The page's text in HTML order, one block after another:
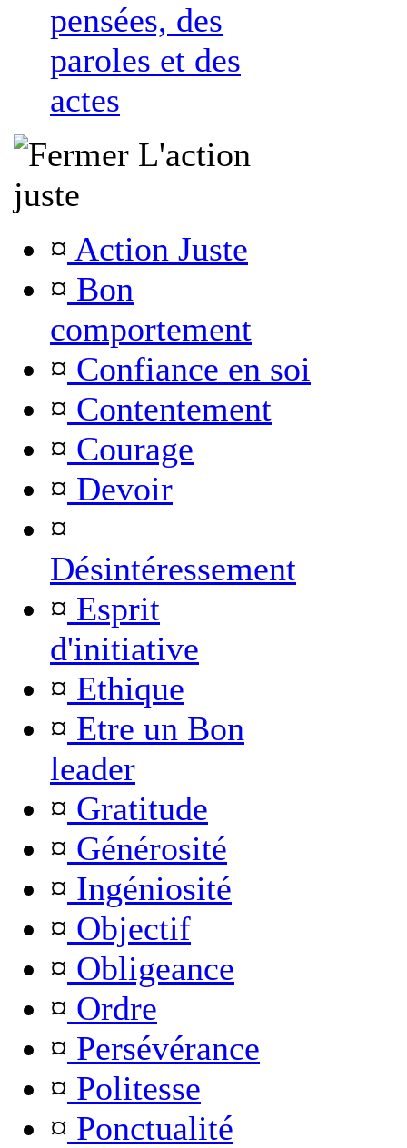
pensées, des
paroles et des
actes
L'action
juste
¤ Action Juste
¤ Bon
comportement
¤ Confiance en soi
¤ Contentement
¤ Courage
¤ Devoir
¤
Désintéressement
¤ Esprit
d'initiative
¤ Ethique
¤ Etre un Bon
leader
¤ Gratitude
¤ Générosité
¤ Ingéniosité
¤ Objectif
¤ Obligeance
¤ Ordre
¤ Persévérance
¤ Politesse
¤ Ponctualité